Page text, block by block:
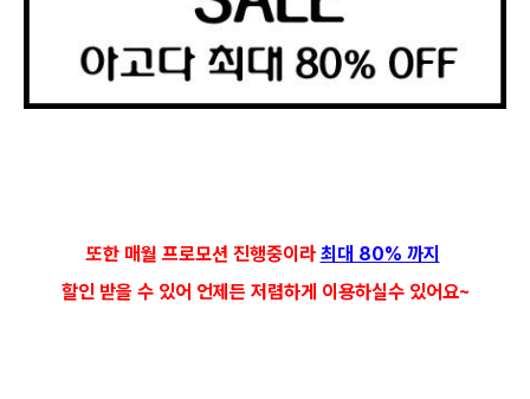
또한 매월 프로모션 진행중이라 최대 80% 까지
할인 받을 수 있어 언제든 저렴하게 이용하실수 있어요~